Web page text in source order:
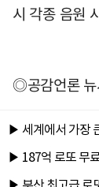
시 각종 음원
◎공감언론